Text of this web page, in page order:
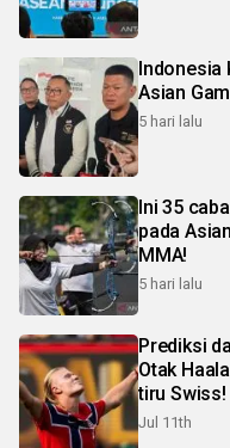
Indonesia
Asian
5 hari lalu
Ini 35
pada
MMA!
5 hari lalu
Prediksi
Otak
tiru Swiss!
Jul 11th